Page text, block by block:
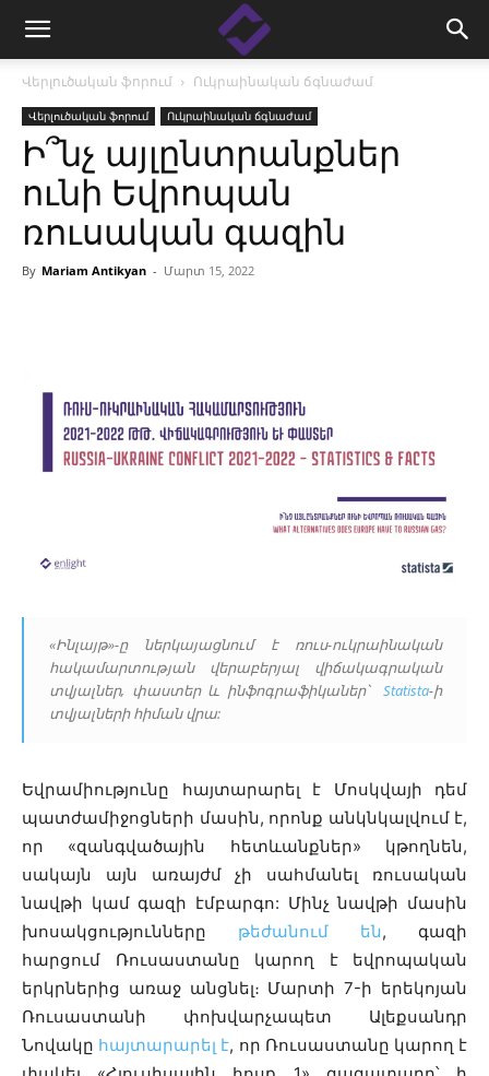
Վերլուծական ֆորում Ուկրաինական ճգնաժամ
Վերլուծական ֆորում Ուկրաինական ճգնաժամ
Ի՞նչ այլընտրանքներ
ունի Եվրոպան
ռուսական գազին
By Mariam Antikyan - Մարտ 15, 2022
«Ինլայթ»-ը ներկայացնում է ռուս-ուկրաինական
հակամարտության վերաբերյալ վիճակագրական
տվյալներ, փաստեր և ինֆոգրաֆիկաներ՝ Statista-ի
տվյալների հիման վրա:
Եվրամիությունը հայտարարել է Մոսկվայի դեմ
պատժամիջոցների մասին, որոնք անկնկալվում է,
որ «զանգվածային հետևանքներ» կթողնեն,
սակայն այն առայժմ չի սահմանել ռուսական
նավթի կամ գազի էմբարգո: Մինչ նավթի մասին
խոսակցությունները թեժանում են, գազի
հարցում Ռուսաստանը կարող է եվրոպական
երկրներից առաջ անցնել։ Մարտի 7-ի երեկոյան
Ռուսաստանի փոխվարչապետ Ալեքսանդր
Նովակը հայտարարել է, որ Ռուսաստանը կարող է